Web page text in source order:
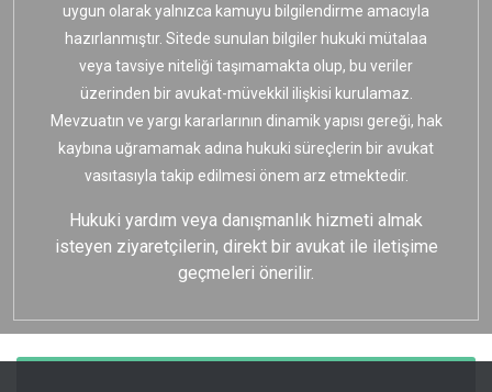
uygun olarak yalnızca kamuyu bilgilendirme amacıyla
hazırlanmıştır. Sitede sunulan bilgiler hukuki mütalaa
veya tavsiye niteliği taşımamakta olup, bu veriler
üzerinden bir avukat-müvekkil ilişkisi kurulamaz.
Mevzuatın ve yargı kararlarının dinamik yapısı gereği, hak
kaybına uğramamak adına hukuki süreçlerin bir avukat
vasıtasıyla takip edilmesi önem arz etmektedir.
Hukuki yardım veya danışmanlık hizmeti almak
isteyen ziyaretçilerin, direkt bir avukat ile iletişime
geçmeleri önerilir.